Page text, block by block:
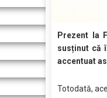
Prezent la
susținut că
accentuat
Totodată,